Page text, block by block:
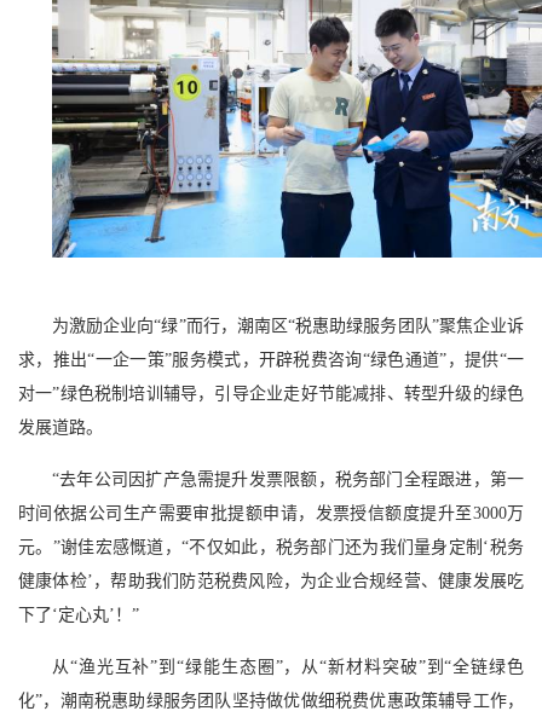
为激励企业向“绿”而行，潮南区“税惠助绿服务团队”聚焦企业诉
求，推出“一企一策”服务模式，开辟税费咨询“绿色通道”，提供“一
对一”绿色税制培训辅导，引导企业走好节能减排、转型升级的绿色
发展道路。
“去年公司因扩产急需提升发票限额，税务部门全程跟进，第一
时间依据公司生产需要审批提额申请，发票授信额度提升至3000万
元。”谢佳宏感慨道，“不仅如此，税务部门还为我们量身定制‘税务
健康体检’，帮助我们防范税费风险，为企业合规经营、健康发展吃
下了‘定心丸’！”
从“渔光互补”到“绿能生态圈”，从“新材料突破”到“全链绿色
化”，潮南税惠助绿服务团队坚持做优做细税费优惠政策辅导工作，